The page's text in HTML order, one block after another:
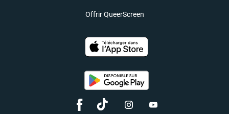
Offrir QueerScreen